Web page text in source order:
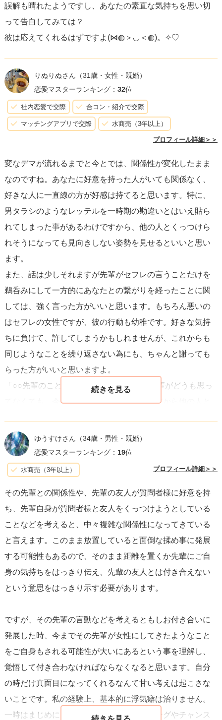
誤解も晴れたようですし、あなたの素直な気持ちを思い切
って告白してみては？
彼は応えてくれるはずですよ(⋈◍＞◡＜◍)。✧♡
りぬりぬさん （31歳・女性・既婚）
恋愛マスターランキング： 32位
社内恋愛で交際 合コン・紹介で交際
マッチングアプリで交際 水商売（3年以上）
プロフィール詳細＞＞
変なデマが流れるまでと今とでは、関係性が変化したまま
なのですね。あなたに好意を持った人がいても関係なく、
好きな人に一直線の方が好感は持てると思います。特に、
男タラシのようなレッテルを一時期の勘違いとはいえ貼ら
れてしまった事があるわけですから、他の人とくっつけら
れそうになっても見向きしない姿勢を見せるといいと思い
ます。
また、話は少しそれますが先輩がセフレの言うことだけを
鵜呑みにして一方的にあなたとの繋がりを経ったことに関
しては、強く言った方がいいと思います。もちろん悪いの
はセフレの女性ですが、彼の行動も幼稚です。好きな気持
ちに負けて、許してしまうかもしれませんが、これからも
同じようなことを繰り返さない為にも、ちゃんと謝っても
らった方がいいと思いますよ。
「○○先輩のことは友達以上に思ってる。先輩がどうも思っ
てなくても、今私は先輩以外を見れない。だから他の人と
はいかがでしょうか。好きバレしておくのも一つの手です
よ。頑張ってください。
ゆうすけさん （34歳・男性・既婚）
恋愛マスターランキング： 19位
水商売（3年以上） プロフィール詳細＞＞
その先輩との関係性や、先輩の友人が質問者様に好意を持
ち、先輩自身が質問者様と友人をくっつけようとしている
ことなどを考えると、中々複雑な関係性になってきている
と言えます。このまま放置していると面倒な揉め事に発展
する可能性もあるので、そのまま距離を置くか先輩にご自
身の気持ちをはっきり伝え、先輩の友人とは付き合えない
という意思をはっきり示す必要があります。
ですが、その先輩の言動などを考えるともしお付き合いに
発展した時、今までその先輩が女性にしてきたようなこと
をご自身もされる可能性が大いにあるという事を理解し、
覚悟して付き合わなければならなくなると思います。自分
の時だけ真面目になってくれるなんて甘い考えは起こさな
いことです。私の経験上、基本的に浮気癖は治りません。
一時はまじめになったと思いきや、タイミングやチャンス